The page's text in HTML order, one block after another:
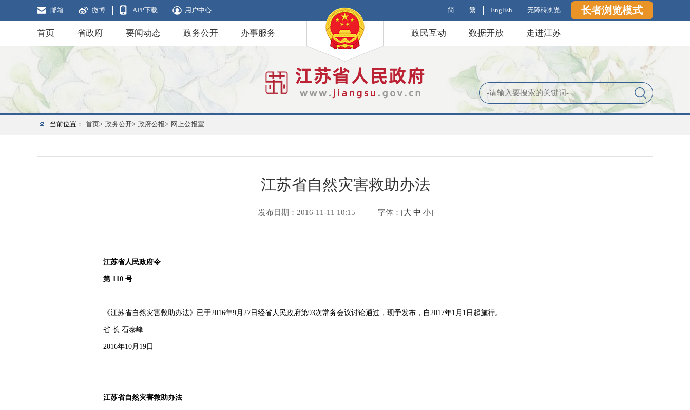
邮箱 微博 APP下载 用户中心 简 繁 English 无障碍浏览 长者浏览模式
首页 省政府 要闻动态 政务公开 办事服务 政民互动 数据开放 走进江苏
当前位置： 首页> 政务公开> 政府公报> 网上公报室
江苏省自然灾害救助办法
发布日期：2016-11-11 10:15 字体：[大 中 小]
江苏省人民政府令
第 110 号
《江苏省自然灾害救助办法》已于2016年9月27日经省人民政府第93次常务会议讨论通过，现予发布，自2017年1月1日起施行。
省 长 石泰峰
2016年10月19日
江苏省自然灾害救助办法